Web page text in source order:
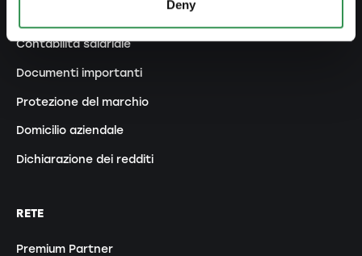
Deny
Contabilità salariale
Documenti importanti
Protezione del marchio
Domicilio aziendale
Dichiarazione dei redditi
RETE
Premium Partner